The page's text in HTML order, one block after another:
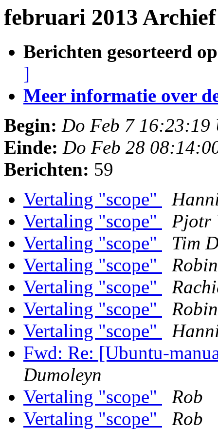
februari 2013
Berichten gesorteerd
]
Meer informatie over
Begin: Do Feb 7 16:23:19
Einde: Do Feb 28
Berichten: 59
Vertaling "scope"
Vertaling "scope"
Pjotr
Vertaling "scope"
Tim
Vertaling "scope"
Vertaling "scope"
Vertaling "scope"
Vertaling "scope"
Fwd: Re: [Ubuntu-
Dumoleyn
Vertaling "scope"
Rob
Vertaling "scope"
Rob